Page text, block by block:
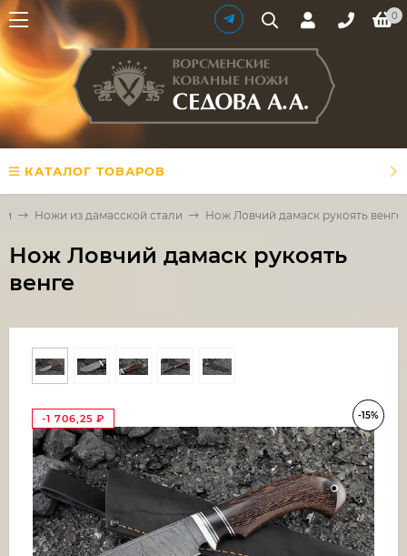
0
КАТАЛОГ ТОВАРОВ
Ножи из дамасской стали Нож Ловчий дамаск рукоять венге
Нож Ловчий дамаск рукоять
венге
-15%
-1 706,25 ₽